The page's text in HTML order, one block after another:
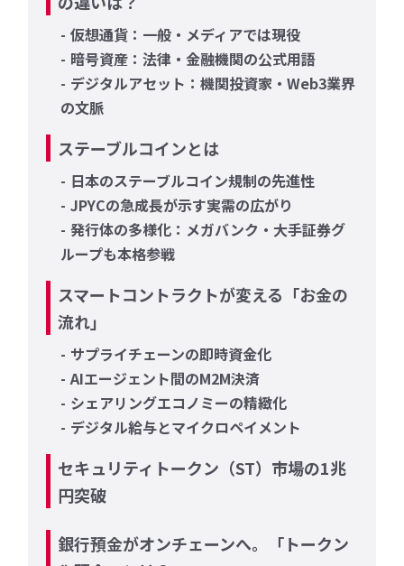
仮想通貨：一般・メディアでは現役
暗号資産：法律・金融機関の公式用語
デジタルアセット：機関投資家・Web3業界
の文脈
ステーブルコインとは
日本のステーブルコイン規制の先進性
JPYCの急成長が示す実需の広がり
発行体の多様化：メガバンク・大手証券グ
ループも本格参戦
スマートコントラクトが変える「お金の
流れ」
サプライチェーンの即時資金化
AIエージェント間のM2M決済
シェアリングエコノミーの精緻化
デジタル給与とマイクロペイメント
セキュリティトークン（ST）市場の1兆
円突破
銀行預金がオンチェーンへ。「トークン